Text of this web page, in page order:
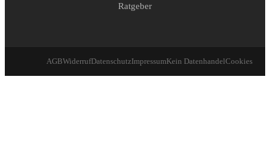
Ratgeber
AGBWiderrufDatenschutzImpressumKein DatenhandelCookies